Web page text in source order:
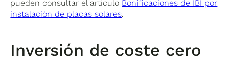
pueden consultar el artículo Bonificaciones de IBI por
instalación de placas solares.
Inversión de coste cero